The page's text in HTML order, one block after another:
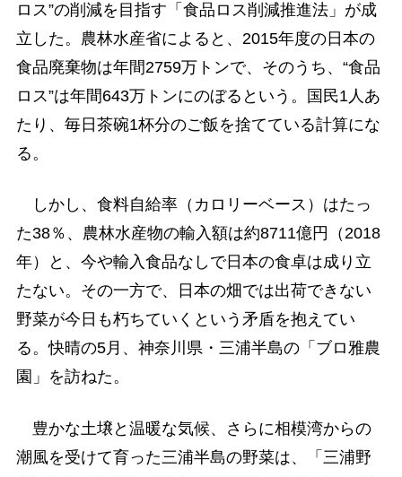
ロス”の削減を目指す「食品ロス削減推進法」が成
立した。農林水産省によると、2015年度の日本の
食品廃棄物は年間2759万トンで、そのうち、“食品
ロス”は年間643万トンにのぼるという。国民1人あ
たり、毎日茶碗1杯分のご飯を捨てている計算にな
る。
しかし、食料自給率（カロリーベース）はたっ
た38％、農林水産物の輸入額は約8711億円（2018
年）と、今や輸入食品なしで日本の食卓は成り立
たない。その一方で、日本の畑では出荷できない
野菜が今日も朽ちていくという矛盾を抱えてい
る。快晴の5月、神奈川県・三浦半島の「ブロ雅農
園」を訪ねた。
豊かな土壌と温暖な気候、さらに相模湾からの
潮風を受けて育った三浦半島の野菜は、「三浦野